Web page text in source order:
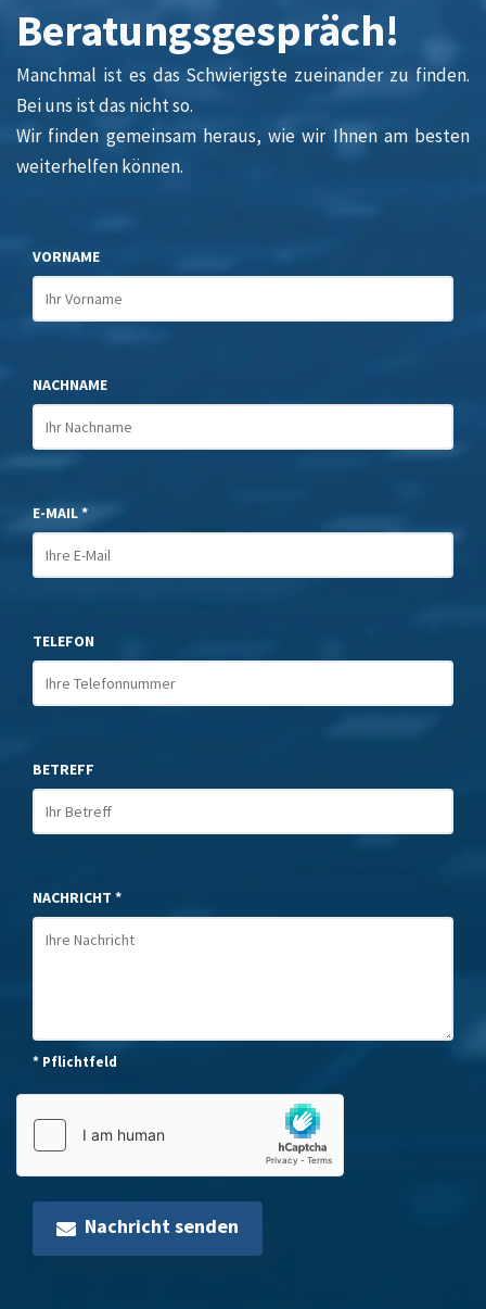
Beratungsgespräch!
Manchmal ist es das Schwierigste zueinander zu finden.
Bei uns ist das nicht so.
Wir finden gemeinsam heraus, wie wir Ihnen am besten
weiterhelfen können.
VORNAME
NACHNAME
E-MAIL *
TELEFON
BETREFF
NACHRICHT *
* Pflichtfeld
Nachricht senden